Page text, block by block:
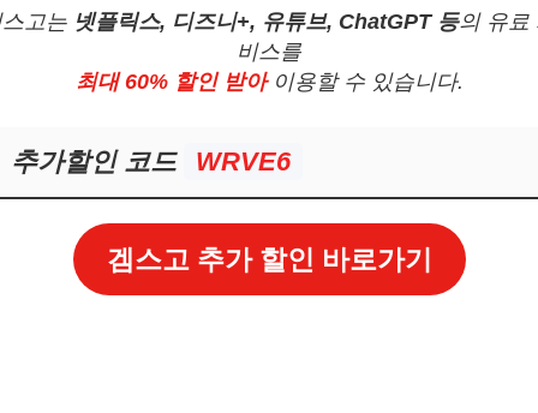
스고는 넷플릭스, 디즈니+, 유튜브, ChatGPT 등의 유료
비스를
최대 60% 할인 받아이용할 수 있습니다.
추가할인 코드 WRVE6
겜스고 추가 할인 바로가기